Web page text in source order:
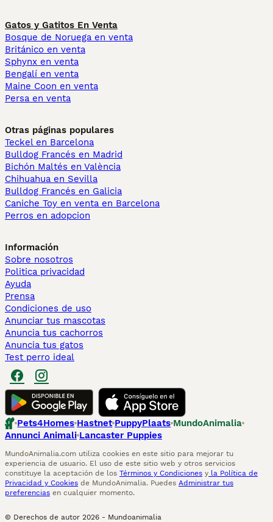
Gatos y Gatitos En Venta
Bosque de Noruega en venta
Británico en venta
Sphynx en venta
Bengalí en venta
Maine Coon en venta
Persa en venta
Otras páginas populares
Teckel en Barcelona
Bulldog Francés en Madrid
Bichón Maltés en València
Chihuahua en Sevilla
Bulldog Francés en Galicia
Caniche Toy en venta en Barcelona
Perros en adopcion
Información
Sobre nosotros
Politica privacidad
Ayuda
Prensa
Condiciones de uso
Anunciar tus mascotas
Anuncia tus cachorros
Anuncia tus gatos
Test perro ideal
Pets4Homes Hastnet PuppyPlaats MundoAnimalia
Annunci Animali Lancaster Puppies
MundoAnimalia.com utiliza cookies en este sitio para mejorar tu
experiencia de usuario. El uso de este sitio web y otros servicios
constituye la aceptación de los Términos y Condiciones y la Política de
Privacidad y Cookies de MundoAnimalia. Puedes Administrar tus
preferencias en cualquier momento.
© Derechos de autor 2026 - Mundoanimalia